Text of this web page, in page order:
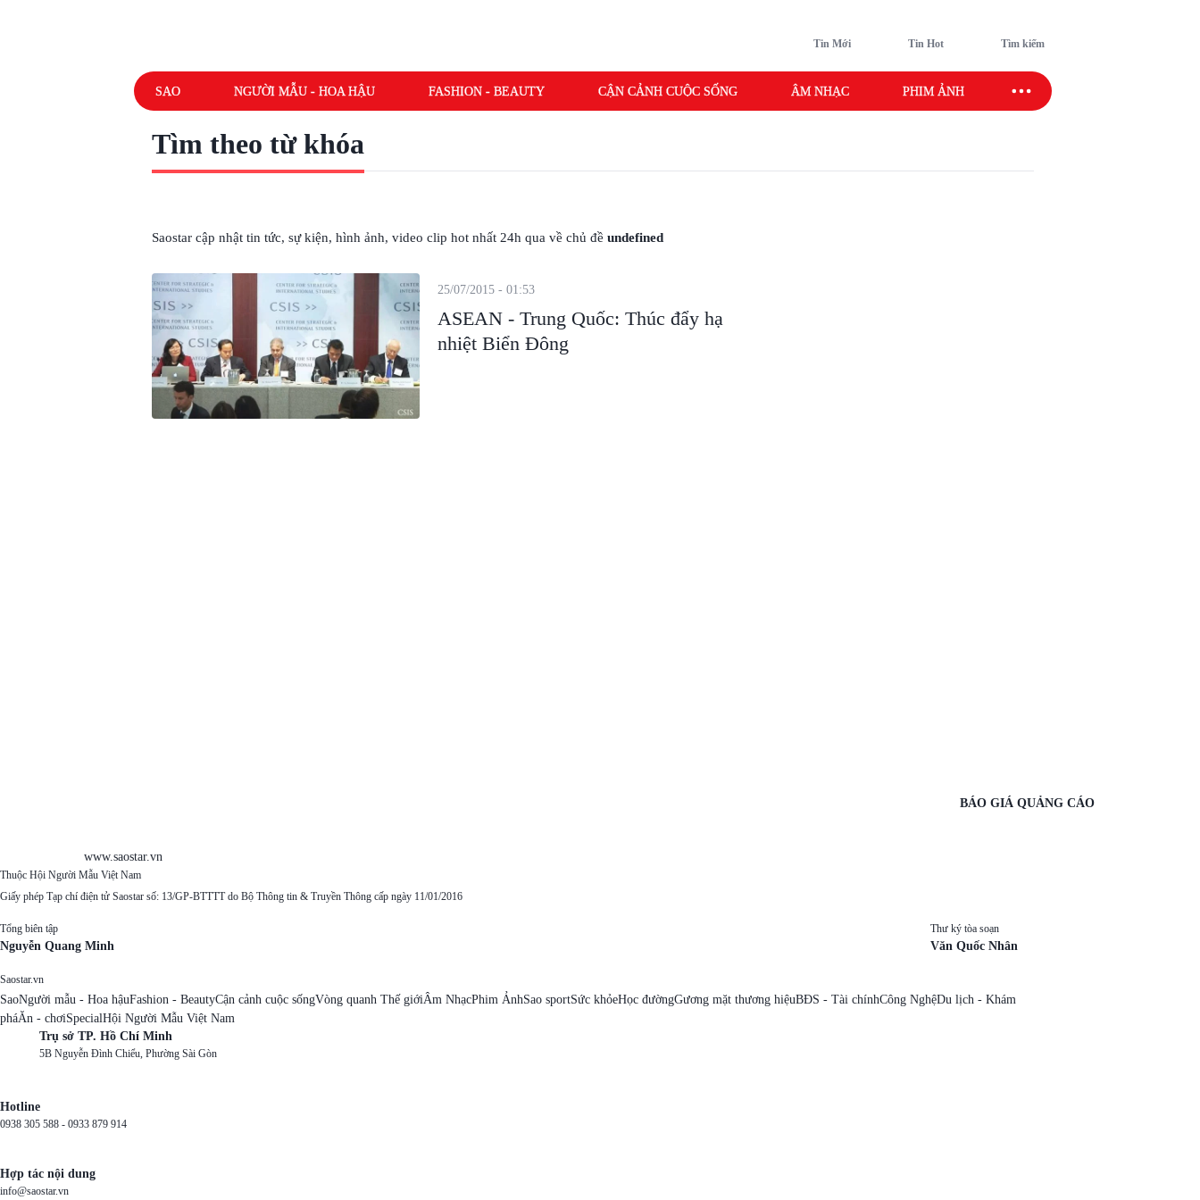
Tin Mới Tin Hot Tìm kiếm
SAO NGƯỜI MẪU - HOA HẬU FASHION - BEAUTY CẬN CẢNH CUỘC SỐNG ÂM NHẠC PHIM ẢNH SAO SPORT
Tìm theo từ khóa
Saostar cập nhật tin tức, sự kiện, hình ảnh, video clip hot nhất 24h qua về chủ đề undefined
ASEAN - Trung Quốc: Thúc đẩy hạ
nhiệt Biển Đông
25/07/2015 - 01:53
www.saostar.vn
BÁO GIÁ QUẢNG CÁO
Thuộc Hội Người Mẫu Việt Nam
Giấy phép Tạp chí điện tử Saostar số: 13/GP-BTTTT do Bộ Thông tin & Truyền Thông cấp ngày 11/01/2016
Tổng biên tập
Nguyễn Quang Minh
Thư ký tòa soạn
Văn Quốc Nhân
Saostar.vn
SaoNgười mẫu - Hoa hậuFashion - BeautyCận cảnh cuộc sốngVòng quanh Thế giớiÂm NhạcPhim ẢnhSao sportSức khỏeHọc đườngGương mặt thương hiệuBĐS - Tài chínhCông NghệDu lịch - Khám
pháĂn - chơiSpecialHội Người Mẫu Việt Nam
Trụ sở TP. Hồ Chí Minh
5B Nguyễn Đình Chiểu, Phường Sài Gòn
Hotline
0938 305 588 - 0933 879 914
Hợp tác nội dung
info@saostar.vn